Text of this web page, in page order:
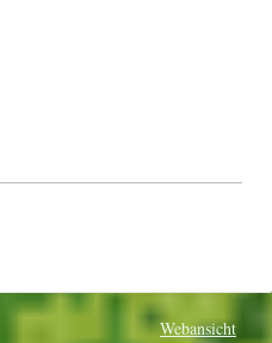
Webansicht